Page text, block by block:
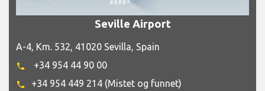
Seville Airport
A-4, Km. 532, 41020 Sevilla, Spain
phone +34 954 44 90 00
phone +34 954 449 214 (Mistet og funnet)